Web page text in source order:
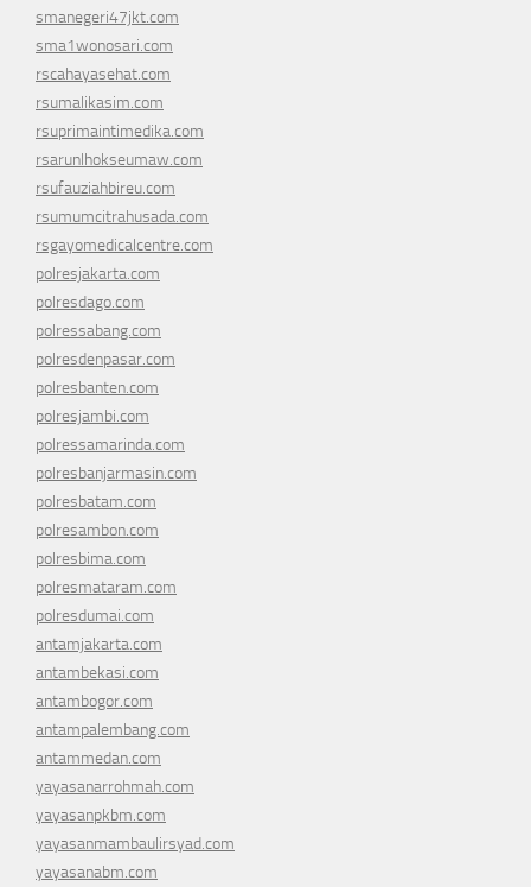
smanegeri47jkt.com
sma1wonosari.com
rscahayasehat.com
rsumalikasim.com
rsuprimaintimedika.com
rsarunlhokseumaw.com
rsufauziahbireu.com
rsumumcitrahusada.com
rsgayomedicalcentre.com
polresjakarta.com
polresdago.com
polressabang.com
polresdenpasar.com
polresbanten.com
polresjambi.com
polressamarinda.com
polresbanjarmasin.com
polresbatam.com
polresambon.com
polresbima.com
polresmataram.com
polresdumai.com
antamjakarta.com
antambekasi.com
antambogor.com
antampalembang.com
antammedan.com
yayasanarrohmah.com
yayasanpkbm.com
yayasanmambaulirsyad.com
yayasanabm.com